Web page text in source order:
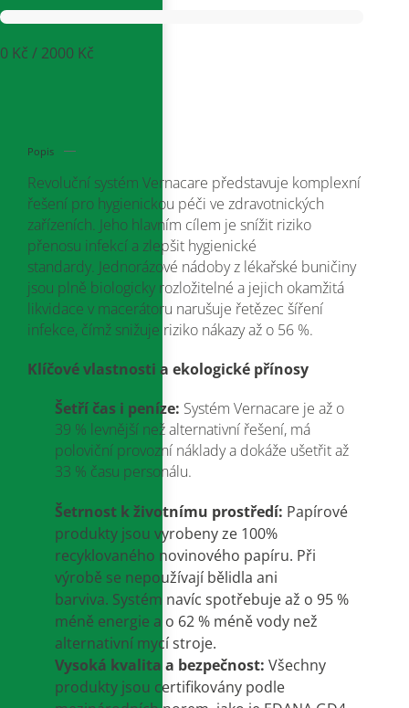
0 Kč / 2000 Kč
Popis
Revoluční systém Vernacare představuje komplexní
řešení pro hygienickou péči ve zdravotnických
zařízeních. Jeho hlavním cílem je snížit riziko
přenosu infekcí a zlepšit hygienické
standardy. Jednorázové nádoby z lékařské buničiny
jsou plně biologicky rozložitelné a jejich okamžitá
likvidace v macerátoru narušuje řetězec šíření
infekce, čímž snižuje riziko nákazy až o 56 %.
Klíčové vlastnosti a ekologické přínosy
Šetří čas i peníze: Systém Vernacare je až o
39 % levnější než alternativní řešení, má
poloviční provozní náklady a dokáže ušetřit až
33 % času personálu.
Šetrnost k životnímu prostředí: Papírové
produkty jsou vyrobeny ze 100%
recyklovaného novinového papíru. Při
výrobě se nepoužívají bělidla ani
barviva. Systém navíc spotřebuje až o 95 %
méně energie a o 62 % méně vody než
alternativní mycí stroje.
Vysoká kvalita a bezpečnost: Všechny
produkty jsou certifikovány podle